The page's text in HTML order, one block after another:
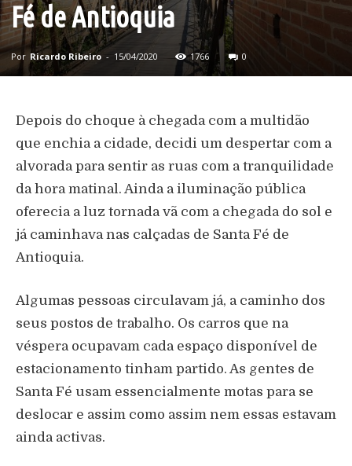
Fé de Antioquia
Por Ricardo Ribeiro - 15/04/2020 1766 0
Depois do choque à chegada com a multidão
que enchia a cidade, decidi um despertar com a
alvorada para sentir as ruas com a tranquilidade
da hora matinal. Ainda a iluminação pública
oferecia a luz tornada vã com a chegada do sol e
já caminhava nas calçadas de Santa Fé de
Antioquia.
Algumas pessoas circulavam já, a caminho dos
seus postos de trabalho. Os carros que na
véspera ocupavam cada espaço disponível de
estacionamento tinham partido. As gentes de
Santa Fé usam essencialmente motas para se
deslocar e assim como assim nem essas estavam
ainda activas.